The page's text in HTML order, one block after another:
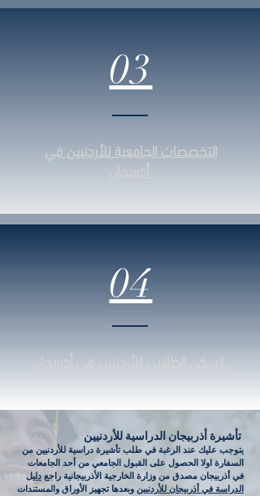
03
التخصصات الجامعية للأردنيين في
أذربيجان
04
يتوجب عليك عند الرغبة في طلب تأشيرة دراسية للأردنيين من
السفارة اولا الحصول على القبول الجامعي من أحد الجامعات
في أذربيجان مصدق من وزارة الخارجية الأذربيجانية راجع دليل
الدراسة في أذربيجان للأردنيين وبعدها تجهيز الأوراق والمستندات